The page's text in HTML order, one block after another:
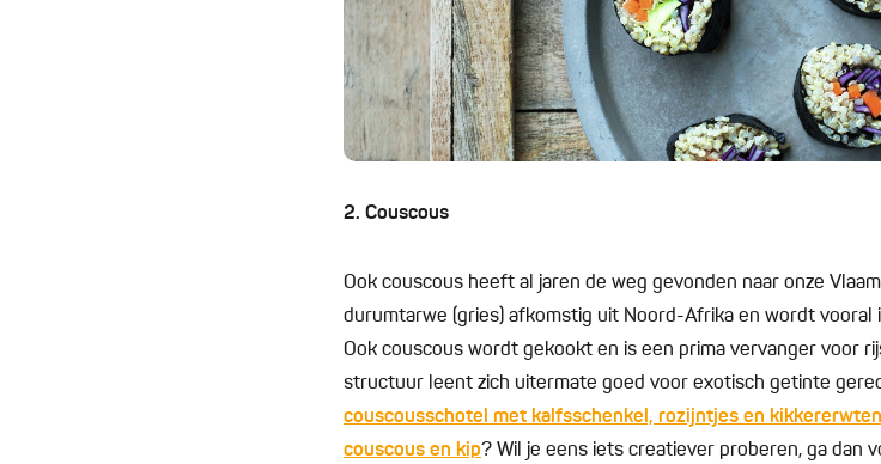
2. Couscous
Ook couscous heeft al jaren de weg gevonden naar onze
durumtarwe (gries) afkomstig uit Noord-Afrika en wordt
Ook couscous wordt gekookt en is een prima vervanger voor
structuur leent zich uitermate goed voor exotisch getinte
couscousschotel met kalfsschenkel, rozijntjes en kikkererwten
couscous en kip? Wil je eens iets creatiever proberen, ga dan